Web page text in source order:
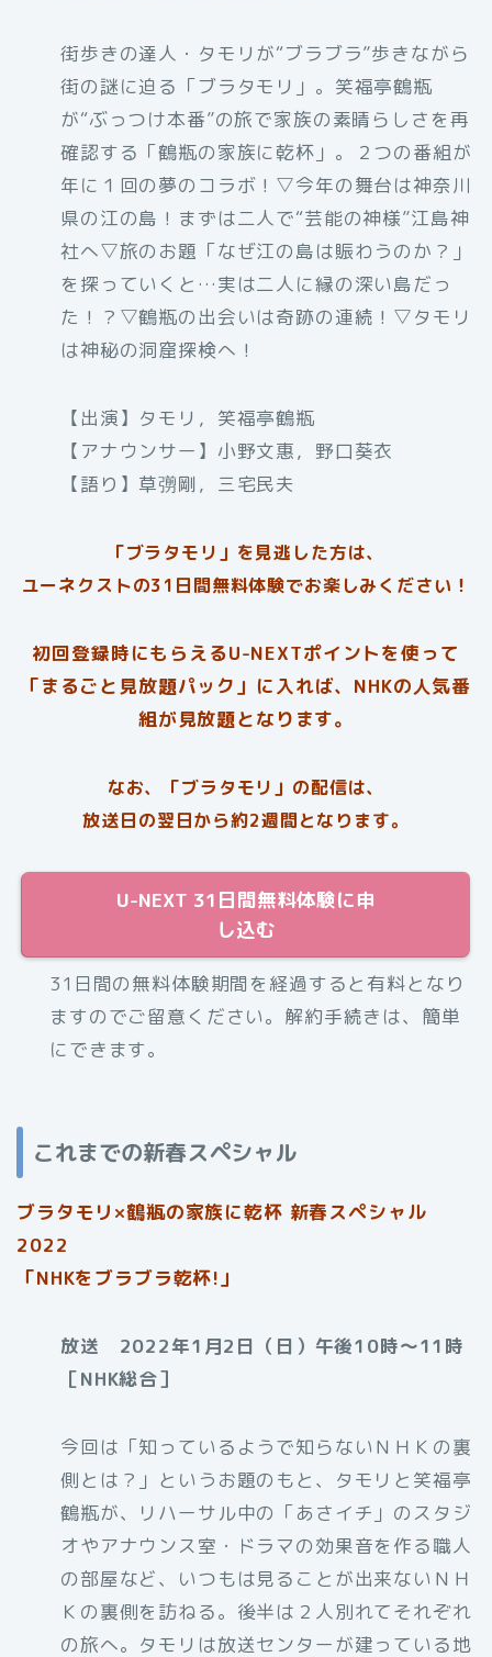
街歩きの達人・タモリが“ブラブラ”歩きながら
街の謎に迫る「ブラタモリ」。笑福亭鶴瓶
が“ぶっつけ本番”の旅で家族の素晴らしさを再
確認する「鶴瓶の家族に乾杯」。２つの番組が
年に１回の夢のコラボ！▽今年の舞台は神奈川
県の江の島！まずは二人で“芸能の神様”江島神
社へ▽旅のお題「なぜ江の島は賑わうのか？」
を探っていくと…実は二人に縁の深い島だっ
た！？▽鶴瓶の出会いは奇跡の連続！▽タモリ
は神秘の洞窟探検へ！
【出演】タモリ，笑福亭鶴瓶
【アナウンサー】小野文惠，野口葵衣
【語り】草彅剛，三宅民夫
「ブラタモリ」を見逃した方は、
ユーネクストの31日間無料体験でお楽しみください！
初回登録時にもらえるU-NEXTポイントを使って
「まるごと見放題パック」に入れば、NHKの人気番
組が見放題となります。
なお、「ブラタモリ」の配信は、
放送日の翌日から約2週間となります。
U-NEXT 31日間無料体験に申
し込む
31日間の無料体験期間を経過すると有料となり
ますのでご留意ください。解約手続きは、簡単
にできます。
これまでの新春スペシャル
ブラタモリ×鶴瓶の家族に乾杯 新春スペシャル
2022
「NHKをブラブラ乾杯!」
放送 2022年1月2日（日）午後10時～11時
［NHK総合］
今回は「知っているようで知らないＮＨＫの裏
側とは？」というお題のもと、タモリと笑福亭
鶴瓶が、リハーサル中の「あさイチ」のスタジ
オやアナウンス室・ドラマの効果音を作る職人
の部屋など、いつもは見ることが出来ないＮＨ
Ｋの裏側を訪ねる。後半は２人別れてそれぞれ
の旅へ。タモリは放送センターが建っている地